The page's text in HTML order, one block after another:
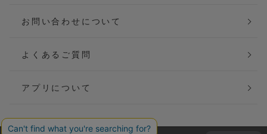
お問い合わせについて
よくあるご質問
アプリについて